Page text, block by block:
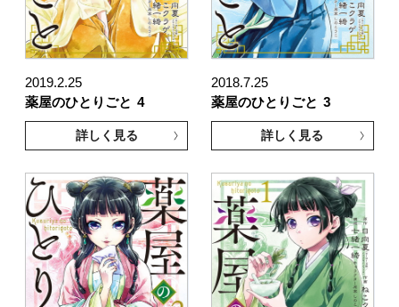
2019.2.25
薬屋のひとりごと 4
詳しく見る
2018.7.25
薬屋のひとりごと 3
詳しく見る